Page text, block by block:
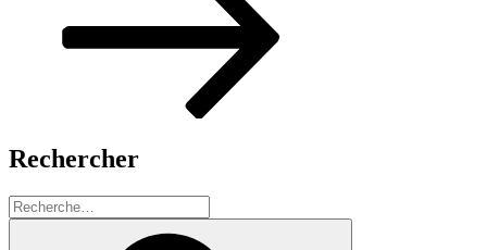
Rechercher
Recherche
pour